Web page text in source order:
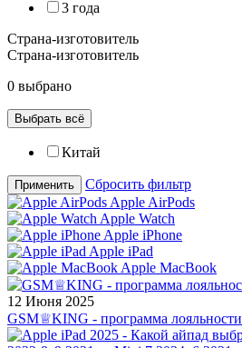
3 года
Страна-изготовитель
Страна-изготовитель
0 выбрано
Выбрать всё
Китай
Применить
Сбросить фильтр
Apple AirPods
Apple Watch
Apple iPhone
Apple iPad
Apple MacBook
12 Июня 2025
GSM♕KING - программа